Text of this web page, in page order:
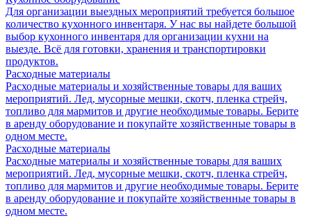
Для организации выездных мероприятий требуется большое
количество кухонного инвентаря. У нас вы найдете большой
выбор кухонного инвентаря для организации кухни на
выезде. Всё для готовки, хранения и транспортировки
продуктов.
Расходные материалы
Расходные материалы и хозяйственные товары для ваших
мероприятий. Лед, мусорные мешки, скотч, пленка стрейч,
топливо для мармитов и другие необходимые товары. Берите
в аренду оборудование и покупайте хозяйственные товары в
одном месте.
Расходные материалы
Расходные материалы и хозяйственные товары для ваших
мероприятий. Лед, мусорные мешки, скотч, пленка стрейч,
топливо для мармитов и другие необходимые товары. Берите
в аренду оборудование и покупайте хозяйственные товары в
одном месте.